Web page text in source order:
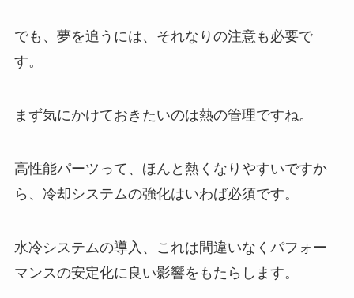
でも、夢を追うには、それなりの注意も必要で
す。
まず気にかけておきたいのは熱の管理ですね。
高性能パーツって、ほんと熱くなりやすいですか
ら、冷却システムの強化はいわば必須です。
水冷システムの導入、これは間違いなくパフォー
マンスの安定化に良い影響をもたらします。